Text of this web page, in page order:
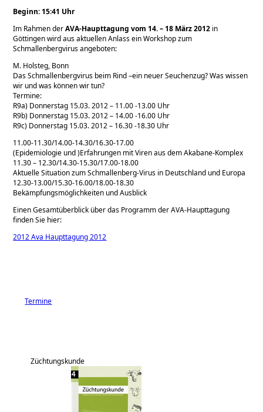
Beginn: 15:41 Uhr
Im Rahmen derAVA-Haupttagung vom 14. – 18 März 2012 in
Göttingen wird aus aktuellen Anlass ein Workshop zum
Schmallenbergvirus angeboten:
M. Holsteg, Bonn
Das Schmallenbergvirus beim Rind –ein neuer Seuchenzug? Was wissen
wir und was können wir tun?
Termine:
R9a) Donnerstag 15.03. 2012 – 11.00 -13.00 Uhr
R9b) Donnerstag 15.03. 2012 – 14.00 -16.00 Uhr
R9c) Donnerstag 15.03. 2012 – 16.30 -18.30 Uhr
11.00-11.30/14.00-14.30/16.30-17.00
(Epidemiologie und )Erfahrungen mit Viren aus dem Akabane-Komplex
11.30 – 12.30/14.30-15.30/17.00-18.00
Aktuelle Situation zum Schmallenberg-Virus in Deutschland und Europa
12.30-13.00/15.30-16.00/18.00-18.30
Bekämpfungsmöglichkeiten und Ausblick
Einen Gesamtüberblick über das Programm der AVA-Haupttagung
finden Sie hier:
2012 Ava Haupttagung 2012
Termine
Züchtungskunde